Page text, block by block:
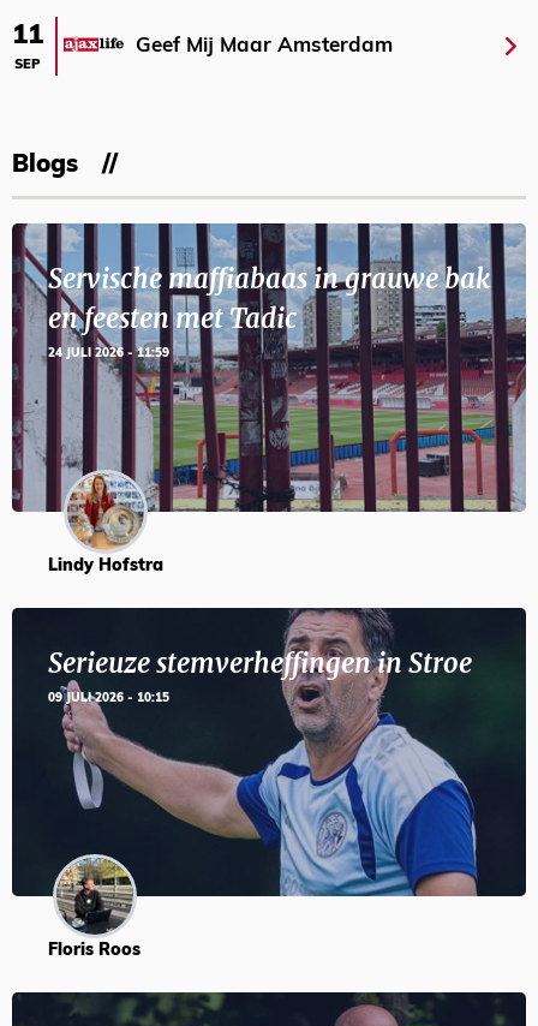
11
SEP
Geef Mij Maar Amsterdam
Blogs
Servische maffiabaas in grauwe bak
en feesten met Tadic
24 JULI 2026 - 11:59
Lindy Hofstra
Serieuze stemverheffingen in Stroe
09 JULI 2026 - 10:15
Floris Roos